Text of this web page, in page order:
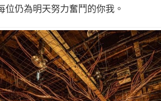
位仍為明天努力奮鬥的你我。